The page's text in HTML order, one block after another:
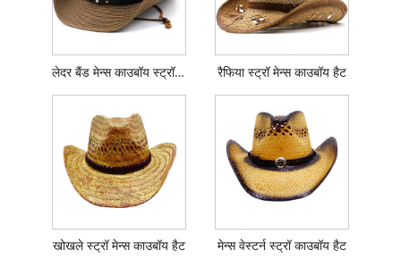
लेदर बैंड मेन्स काउबॉय स्ट्रॉ हैट रैफिया स्ट्रॉ मेन्स काउबॉय हैट
खोखले स्ट्रॉ मेन्स काउबॉय हैट मेन्स वेस्टर्न स्ट्रॉ काउबॉय हैट